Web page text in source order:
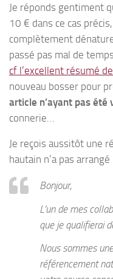
Je réponds gentiment
10 € dans ce cas
complètement
passé pas mal de
cf l’excellent résumé
nouveau bosser pour
article n’ayant pas été
connerie…
Je reçois aussitôt une
hautain n’a pas
Bonjour,
L’un de mes
que je qualifierai
Nous sommes
référencement